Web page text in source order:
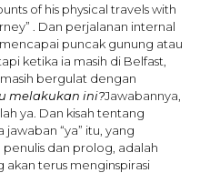
of his physical travels with
. Dan perjalanan internal
puncak gunung atau
ketika ia masih di Belfast,
bergulat dengan
melakukan ini?Jawabannya,
ya. Dan kisah tentang
“ya” itu, yang
dan prolog, adalah
akan terus menginspirasi